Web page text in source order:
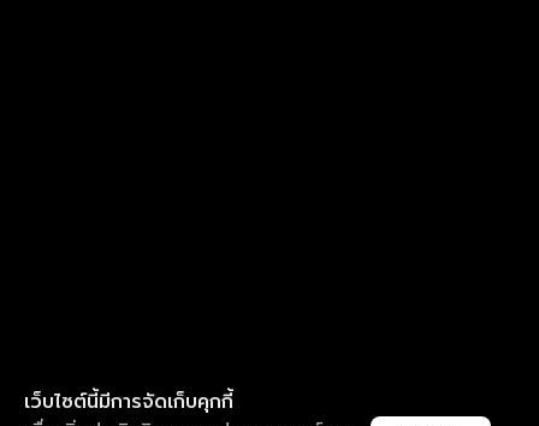
เว็บไซต์นี้มีการจัดเก็บคุกกี้